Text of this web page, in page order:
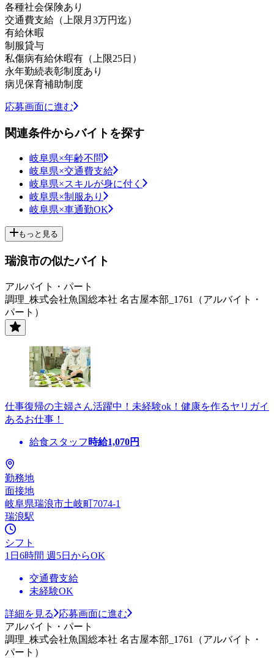
各種社会保険あり
交通費支給（上限月3万円迄）
有給休暇
制服貸与
私傷病有給休暇有（上限25日）
永年勤続表彰制度あり
病児保育補助制度
応募画面に進む
関連条件からバイトを探す
岐阜県×年齢不問
岐阜県×交通費支給
岐阜県×スキルが身に付く
岐阜県×制服あり
岐阜県×車通勤OK
もっと見る
瑞浪市の似たバイト
アルバイト・パート
調理_株式会社魚国総本社 名古屋本部_1761（アルバイト・
パート）
仕事復帰の主婦さん活躍中！未経験ok！健康を作るヤリガイ
あるお仕事！
給食スタッフ 時給1,070円
勤務地
面接地
岐阜県瑞浪市土岐町7074-1
瑞浪駅
シフト
1日6時間 週5日からOK
交通費支給
未経験OK
詳細を見る
応募画面に進む
アルバイト・パート
調理_株式会社魚国総本社 名古屋本部_1761（アルバイト・
パート）